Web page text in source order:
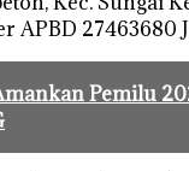
APBD 27463680
Pemilu